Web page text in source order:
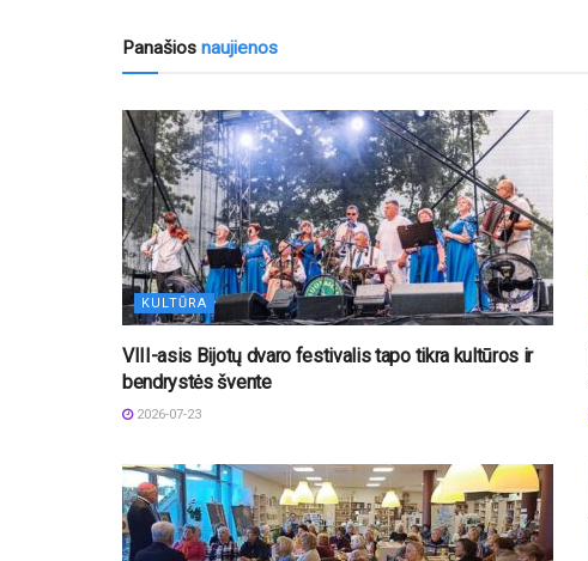
Panašios naujienos
KULTŪRA
VIII-asis Bijotų dvaro festivalis tapo tikra kultūros ir
bendrystės švente
2026-07-23